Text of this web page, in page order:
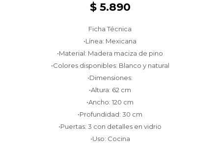
$ 5.890
Ficha Técnica
•Línea: Mexicana
•Material: Madera maciza de pino
•Colores disponibles: Blanco y natural
•Dimensiones:
•Altura: 62 cm
•Ancho: 120 cm
•Profundidad: 30 cm
•Puertas: 3 con detalles en vidrio
•Uso: Cocina